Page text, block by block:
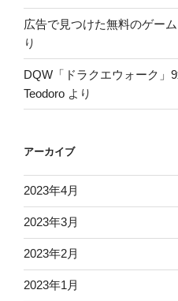
広告で見つけた無料のゲーム
り
DQW「ドラクエウォーク
Teodoro より
アーカイブ
2023年4月
2023年3月
2023年2月
2023年1月